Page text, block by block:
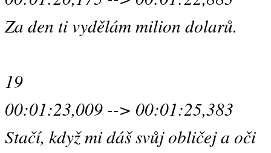
Za den ti vydělám milion dolarů.
19
00:01:23,009 --> 00:01:25,383
Stačí, když mi dáš svůj obličej a oči